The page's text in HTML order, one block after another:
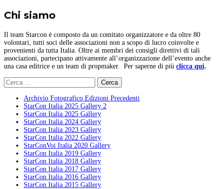
Chi siamo
Il team Starcon è composto da un comitato organizzatore e da oltre 80
volontari, tutti soci delle associazioni non a scopo di lucro coinvolte e
provenienti da tutta Italia. Oltre ai membri dei consigli direttivi di tali
associazioni, partecipano attivamente all’organizzazione dell’evento anche
una casa editrice e un team di propmaker. Per saperne di più clicca qui.
Ricerca
per:
Archivio Fotografico Edizioni Precedenti
StarCon Italia 2025 Gallery 2
StarCon Italia 2025 Gallery
StarCon Italia 2024 Gallery
StarCon Italia 2023 Gallery
StarCon Italia 2022 Gallery
StarConVoi Italia 2020 Gallery
StarCon Italia 2019 Gallery
StarCon Italia 2018 Gallery
StarCon Italia 2017 Gallery
StarCon Italia 2016 Gallery
StarCon Italia 2015 Gallery